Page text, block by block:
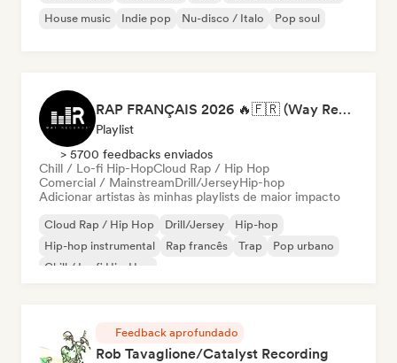
House music
Indie pop Nu-disco / Italo Pop soul
RAP FRANÇAIS 2026 🔥🇫🇷 (Way Records)
Playlist
> 5700 feedbacks enviados
Chill / Lo-fi Hip-HopCloud Rap / Hip Hop
Comercial / MainstreamDrill/JerseyHip-hop
Adicionar artistas às minhas playlists de maior impacto
Cloud Rap / Hip Hop Drill/Jersey
Hip-hop
Hip-hop instrumental
Rap francês Trap
Pop urbano
Chill / Lo-fi Hip-Hop
Feedback aprofundado
Rob Tavaglione/Catalyst Recording